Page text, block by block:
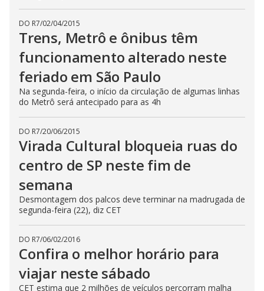
DO R7/02/04/2015
Trens, Metrô e ônibus têm
funcionamento alterado neste
feriado em São Paulo
Na segunda-feira, o início da circulação de algumas linhas
do Metrô será antecipado para as 4h
DO R7/20/06/2015
Virada Cultural bloqueia ruas do
centro de SP neste fim de
semana
Desmontagem dos palcos deve terminar na madrugada de
segunda-feira (22), diz CET
DO R7/06/02/2016
Confira o melhor horário para
viajar neste sábado
CET estima que 2 milhões de veículos percorram malha